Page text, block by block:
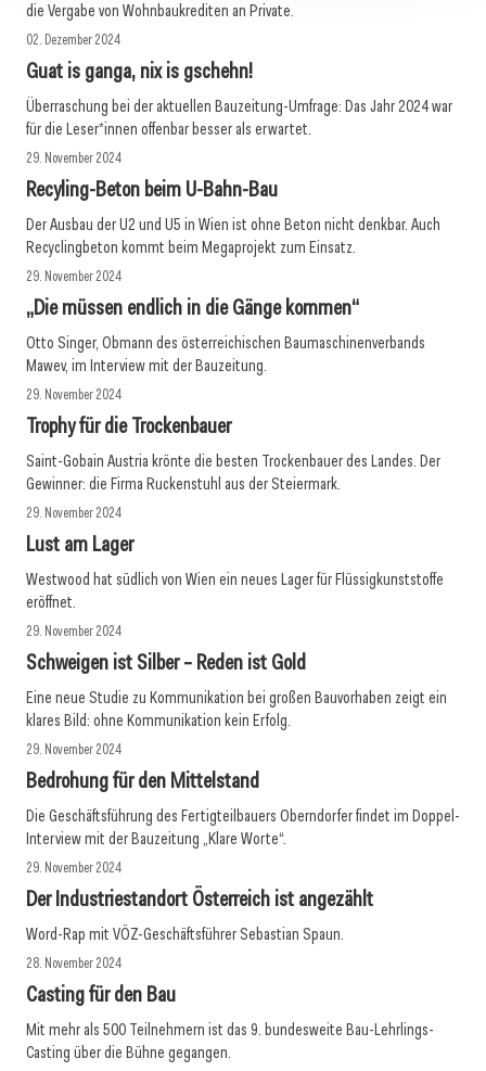
die Vergabe von Wohnbaukrediten an Private.
02. Dezember 2024
Guat is ganga, nix is gschehn!
Überraschung bei der aktuellen Bauzeitung-Umfrage: Das Jahr 2024 war
für die Leser*innen offenbar besser als erwartet.
29. November 2024
Recyling-Beton beim U-Bahn-Bau
Der Ausbau der U2 und U5 in Wien ist ohne Beton nicht denkbar. Auch
Recyclingbeton kommt beim Megaprojekt zum Einsatz.
29. November 2024
„Die müssen endlich in die Gänge kommen“
Otto Singer, Obmann des österreichischen Baumaschinenverbands
Mawev, im Interview mit der Bauzeitung.
29. November 2024
Trophy für die Trockenbauer
Saint-Gobain Austria krönte die besten Trockenbauer des Landes. Der
Gewinner: die Firma Ruckenstuhl aus der Steiermark.
29. November 2024
Lust am Lager
Westwood hat südlich von Wien ein neues Lager für Flüssigkunststoffe
eröffnet.
29. November 2024
Schweigen ist Silber – Reden ist Gold
Eine neue Studie zu Kommunikation bei großen Bauvorhaben zeigt ein
klares Bild: ohne Kommunikation kein Erfolg.
29. November 2024
Bedrohung für den Mittelstand
Die Geschäftsführung des Fertigteilbauers Oberndorfer findet im Doppel-
Interview mit der Bauzeitung „Klare Worte“.
29. November 2024
Der Industriestandort Österreich ist angezählt
Word-Rap mit VÖZ-Geschäftsführer Sebastian Spaun.
28. November 2024
Casting für den Bau
Mit mehr als 500 Teilnehmern ist das 9. bundesweite Bau-Lehrlings-
Casting über die Bühne gegangen.